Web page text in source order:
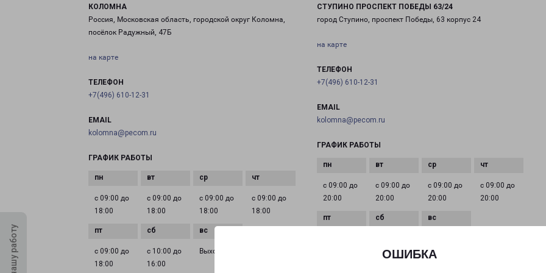
ОШИБКА
КОЛОМНА
Россия, Московская область, городской округ Коломна,
посёлок Радужный, 47Б
на карте
ТЕЛЕФОН
+7(496) 610-12-31
EMAIL
kolomna@pecom.ru
ГРАФИК РАБОТЫ
с 09:00 до
18:00
с 09:00 до
18:00
с 09:00 до
18:00
с 09:00 до
18:00
с 09:00 до
18:00
с 10:00 до
16:00
Выходной
СТУПИНО ПРОСПЕКТ ПОБЕДЫ 63/24
город Ступино, проспект Победы, 63 корпус 24
на карте
ТЕЛЕФОН
+7(496) 610-12-31
EMAIL
kolomna@pecom.ru
ГРАФИК РАБОТЫ
с 09:00 до
20:00
с 09:00 до
20:00
с 09:00 до
20:00
с 09:00 до
20:00
20:00
20:00